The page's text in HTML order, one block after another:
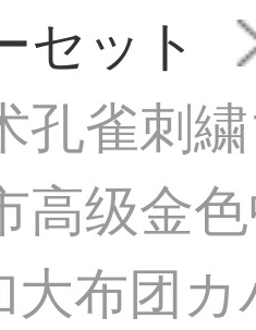
セット
雀刺
级金
布团